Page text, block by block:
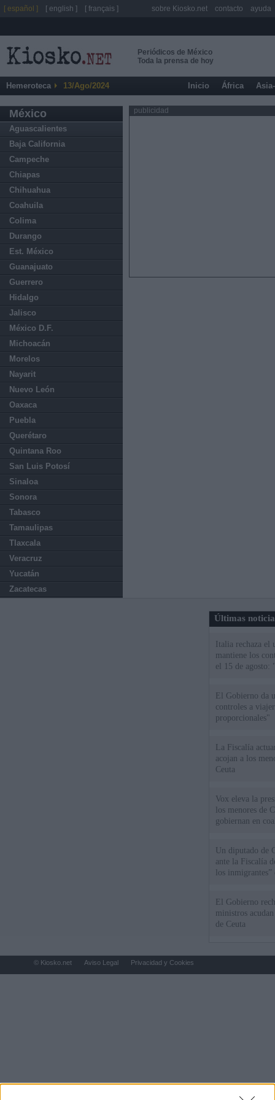
Periódicos de México
Toda la prensa de hoy
Hemeroteca 13/Ago/2024 Inicio África
México
Aguascalientes
Baja California
Campeche
Chiapas
Chihuahua
Coahuila
Colima
Durango
Est. México
Guanajuato
Guerrero
Hidalgo
Jalisco
México D.F.
Michoacán
Morelos
Nayarit
Nuevo León
Oaxaca
Puebla
Querétaro
Quintana Roo
San Luis Potosí
Sinaloa
Sonora
Tabasco
Tamaulipas
Tlaxcala
Veracruz
Yucatán
Zacatecas
publicidad
Últimas
Italia rechaza
mantiene los
el 15 de agosto:
El Gobierno da
controles a
proporcionales"
La Fiscalía
acojan a los
Ceuta
Vox eleva la
los menores de
gobiernan en
Un diputado de
ante la Fiscalía
los inmigrantes”
El Gobierno
ministros
de Ceuta
[ español ] [ english ] [ français ] sobre Kiosko.net contacto ayuda
© Kiosko.net Aviso Legal Privacidad y Cookies